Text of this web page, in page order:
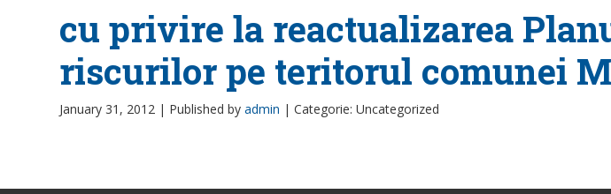
cu privire la reactualizarea
riscurilor pe teritorul comunei
January 31, 2012 | Published by admin | Categorie: Uncategorized